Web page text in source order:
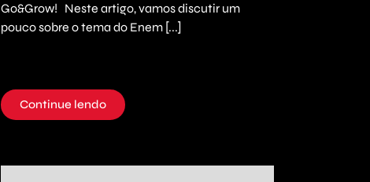
Go&Grow! Neste artigo, vamos discutir um
pouco sobre o tema do Enem [...]
Continue lendo